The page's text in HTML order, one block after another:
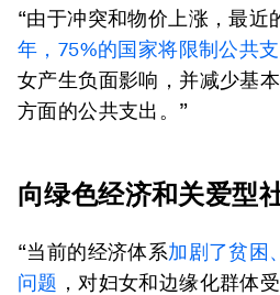
“由于冲突和物价上涨，最近
年， 75%的国家将限制公共
女产生负面影响，并减少基
方面的公共支出。”
向绿色经济和关爱型
“当前的经济体系加剧了贫困
问题 ，对妇女和边缘化群体